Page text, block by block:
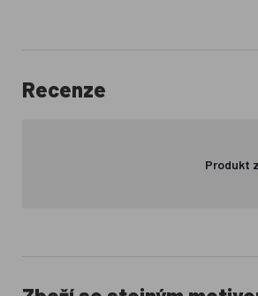
Recenze
Produkt